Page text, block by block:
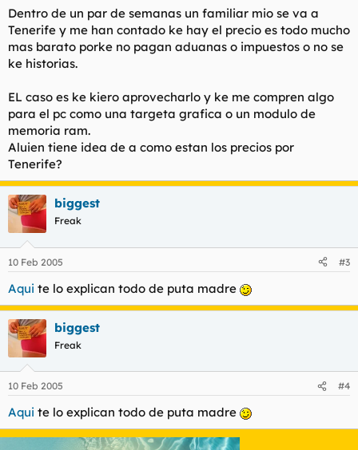
Dentro de un par de semanas un familiar mio se va a
Tenerife y me han contado ke hay el precio es todo mucho
mas barato porke no pagan aduanas o impuestos o no se
ke historias.
EL caso es ke kiero aprovecharlo y ke me compren algo
para el pc como una targeta grafica o un modulo de
memoria ram.
Aluien tiene idea de a como estan los precios por
Tenerife?
biggest
Freak
10 Feb 2005 #3
Aqui te lo explican todo de puta madre
biggest
Freak
10 Feb 2005 #4
Aqui te lo explican todo de puta madre